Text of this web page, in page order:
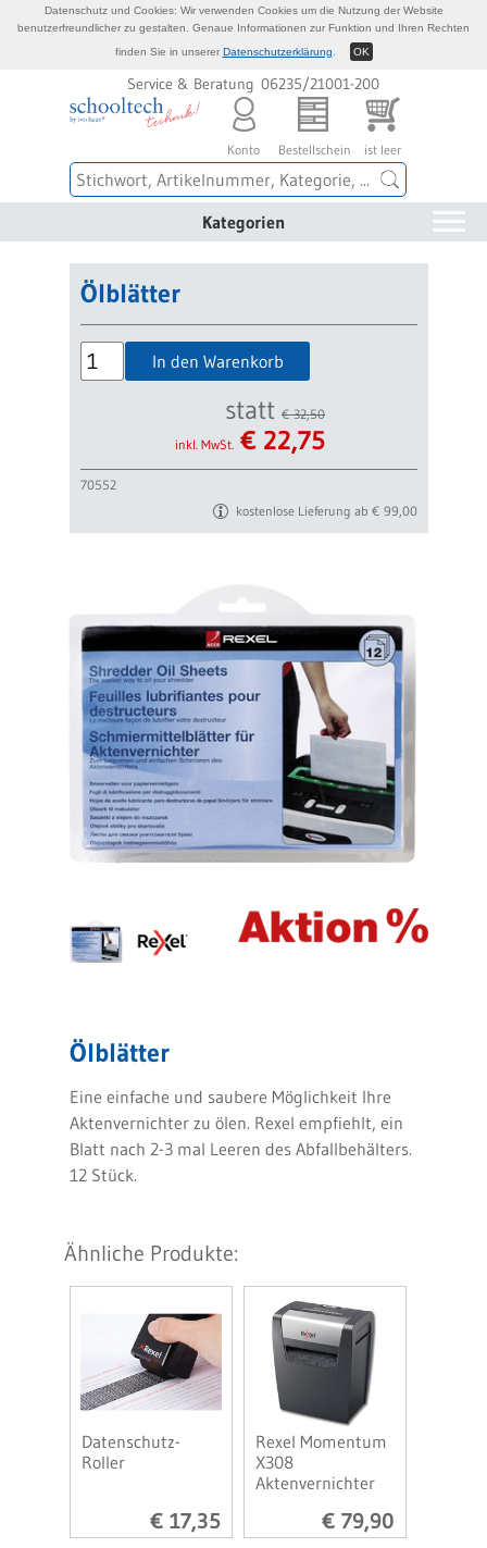
Service & Beratung 06235/21001-200
Konto Bestellschein ist leer
Kategorien
Ölblätter
In den Warenkorb
statt € 32,50
inkl. MwSt. € 22,75
70552
kostenlose Lieferung ab € 99,00
Ölblätter
Eine einfache und saubere Möglichkeit Ihre
Aktenvernichter zu ölen. Rexel empfiehlt, ein
Blatt nach 2-3 mal Leeren des Abfallbehälters.
12 Stück.
Ähnliche Produkte:
Datenschutz-
Roller
€ 17,35
Rexel Momentum
X308
Aktenvernichter
€ 79,90
Datenschutz und Cookies: Wir verwenden Cookies um die Nutzung der Website
benutzerfreundlicher zu gestalten. Genaue Informationen zur Funktion und Ihren Rechten
finden Sie in unserer Datenschutzerklärung OK